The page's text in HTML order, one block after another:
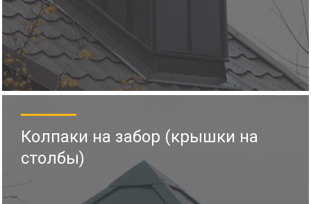
Колпаки на забор (крышки на
столбы)